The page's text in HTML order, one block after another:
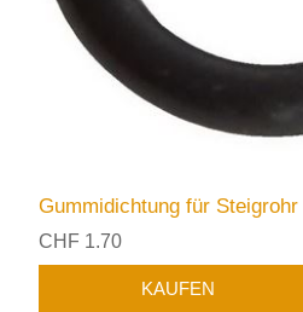
Gummidichtung für
CHF 1.70